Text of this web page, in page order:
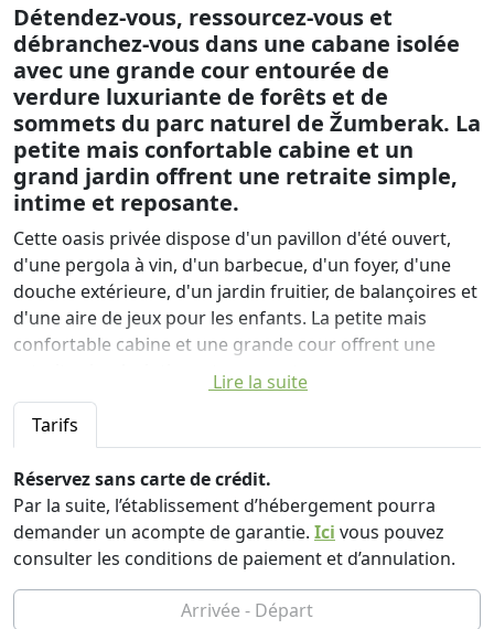
Détendez-vous, ressourcez-vous et
débranchez-vous dans une cabane isolée
avec une grande cour entourée de
verdure luxuriante de forêts et de
sommets du parc naturel de Žumberak. La
petite mais confortable cabine et un
grand jardin offrent une retraite simple,
intime et reposante.
Cette oasis privée dispose d'un pavillon d'été ouvert,
d'une pergola à vin, d'un barbecue, d'un foyer, d'une
douche extérieure, d'un jardin fruitier, de balançoires et
d'une aire de jeux pour les enfants. La petite mais
confortable cabine et une grande cour offrent une
retraite simple, intime et reposante.
Profitez de la solitude ou amenez vos proches et ayez
un coin de paradis sur Terre juste pour vous.
Bienvenue à Okić! À seulement 30 minutes de Zagreb et
de l'aéroport, de Karlovac ou de Samobor, et à 15
minutes de Jastrebarsko et de la sortie d'autoroute
Zdenčina, cet endroit isolé dans les collines de la forêt
est un paradis pour les amoureux de la nature à la
recherche d'une escapade.
Lire la suite
Tarifs
Réservez sans carte de crédit.
Par la suite, l’établissement d’hébergement pourra
demander un acompte de garantie. Ici vous pouvez
consulter les conditions de paiement et d’annulation.